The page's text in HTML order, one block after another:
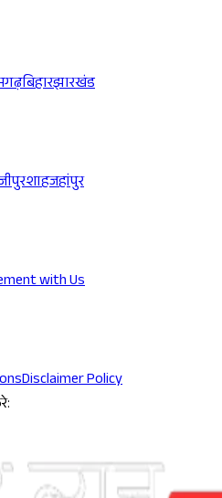
बिहारझारखंड
शाहजहांपुर
with Us
Disclaimer Policy